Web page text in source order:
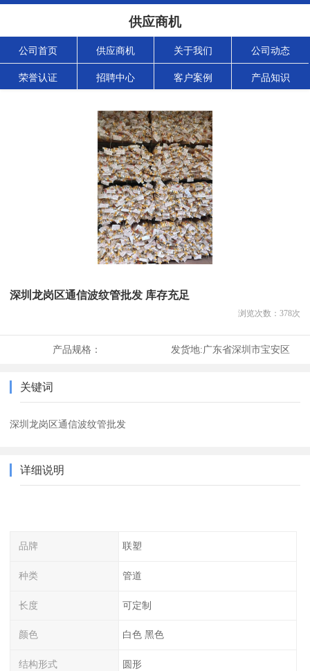
供应商机
公司首页 供应商机 关于我们 公司动态
荣誉认证 招聘中心 客户案例 产品知识
深圳龙岗区通信波纹管批发 库存充足
浏览次数： 378次
产品规格： 发货地:广东省深圳市宝安区
关键词
深圳龙岗区通信波纹管批发
详细说明
品牌 联塑
种类 管道
长度 可定制
颜色 白色 黑色
结构形式 圆形